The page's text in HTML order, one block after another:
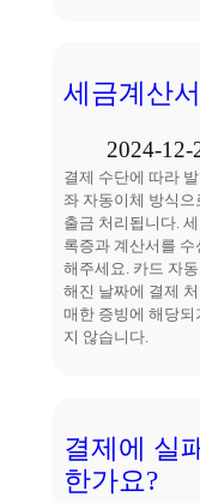
세금계산
2024-12-
결제 수단에 따라
좌 자동이체 방식으
출금 처리됩니다.
록증과 계산서를
해주세요. 카드 자
해진 날짜에 결제
매한 증빙에 해당
지 않습니다.
결제에 실
한가요?